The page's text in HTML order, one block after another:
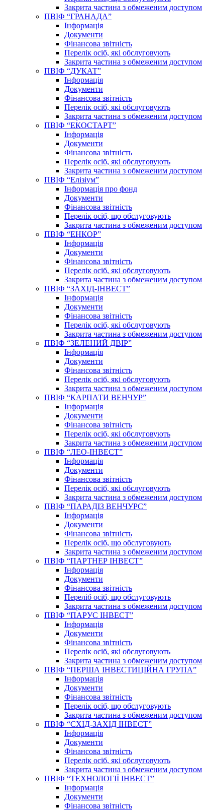
Закрита частина з обмеженим доступом
ПВІФ “ГРАНАДА”
Інформація
Документи
Фінансова звітність
Перелік осіб, які обслуговують
Закрита частина з обмеженим доступом
ПВІФ “ДУКАТ”
Інформація
Документи
Фінансова звітність
Перелік осіб, які обслуговують
Закрита частина з обмеженим доступом
ПВІФ “ЕКОСТАРТ”
Інформація
Документи
Фінансова звітність
Перелік осіб, які обслуговують
Закрита частина з обмеженим доступом
ПВІФ “Елізіум”
Інформація про фонд
Документи
Фінансова звітність
Перелік осіб, що обслуговують
Закрита частина з обмеженим доступом
ПВІФ “ЕНКОР”
Інформація
Документи
Фінансова звітність
Перелік осіб, які обслуговують
Закрита частина з обмеженим доступом
ПВІФ “ЗАХІД-ІНВЕСТ”
Інформація
Документи
Фінансова звітність
Перелік осіб, які обслуговують
Закрита частина з обмеженим доступом
ПВІФ “ЗЕЛЕНИЙ ДВІР”
Інформація
Документи
Фінансова звітність
Перелік осіб, які обслуговують
Закрита частина з обмеженим доступом
ПВІФ “КАРПАТИ ВЕНЧУР”
Інформація
Документи
Фінансова звітність
Перелік осіб, які обслуговують
Закрита частина з обмеженим доступом
ПВІФ “ЛЕО-ІНВЕСТ”
Інформація
Документи
Фінансова звітність
Перелік осіб, які обслуговують
Закрита частина з обмеженим доступом
ПВІФ “ПАРАДІЗ ВЕНЧУРС”
Інформація
Документи
Фінансова звітність
Перелік осіб, що обслуговують
Закрита частина з обмеженим доступом
ПВІФ “ПАРТНЕР ІНВЕСТ”
Інформація
Документи
Фінансова звітність
Переліб осіб, що обслуговують
Закрита частина з обмеженим доступом
ПВІФ “ПАРУС ІНВЕСТ”
Інформація
Документи
Фінансова звітність
Перелік осіб, які обслуговують
Закрита частина з обмеженим доступом
ПВІФ “ПЕРША ІНВЕСТИЦІЙНА ГРУПА”
Інформація
Документи
Фінансова звітність
Перелік осіб, що обслуговують
Закрита частина з обмеженим доступом
ПВІФ “СХІД-ЗАХІД ІНВЕСТ”
Інформація
Документи
Фінансова звітність
Перелік осіб, які обслуговують
Закрита частина з обмеженим доступом
ПВІФ “ТЕХНОЛОГІЇ ІНВЕСТ”
Інформація
Документи
Фінансова звітність